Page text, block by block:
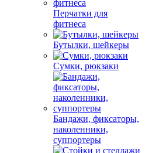
Перчатки для
фитнеса
Бутылки, шейкеры
Сумки, рюкзаки
Бандажи, фиксаторы,
наколенники,
суппортеры